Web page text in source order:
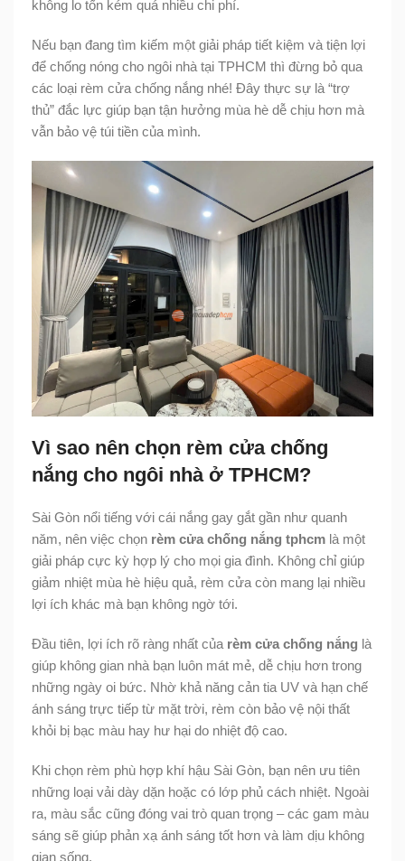
không lo tốn kém quá nhiều chi phí.
Nếu bạn đang tìm kiếm một giải pháp tiết kiệm và tiện lợi
để chống nóng cho ngôi nhà tại TPHCM thì đừng bỏ qua
các loại rèm cửa chống nắng nhé! Đây thực sự là “trợ
thủ” đắc lực giúp bạn tận hưởng mùa hè dễ chịu hơn mà
vẫn bảo vệ túi tiền của mình.
Vì sao nên chọn rèm cửa chống
nắng cho ngôi nhà ở TPHCM?
Sài Gòn nổi tiếng với cái nắng gay gắt gần như quanh
năm, nên việc chọn rèm cửa chống nắng tphcm là một
giải pháp cực kỳ hợp lý cho mọi gia đình. Không chỉ giúp
giảm nhiệt mùa hè hiệu quả, rèm cửa còn mang lại nhiều
lợi ích khác mà bạn không ngờ tới.
Đầu tiên, lợi ích rõ ràng nhất của rèm cửa chống nắng là
giúp không gian nhà bạn luôn mát mẻ, dễ chịu hơn trong
những ngày oi bức. Nhờ khả năng cản tia UV và hạn chế
ánh sáng trực tiếp từ mặt trời, rèm còn bảo vệ nội thất
khỏi bị bạc màu hay hư hại do nhiệt độ cao.
Khi chọn rèm phù hợp khí hậu Sài Gòn, bạn nên ưu tiên
những loại vải dày dặn hoặc có lớp phủ cách nhiệt. Ngoài
ra, màu sắc cũng đóng vai trò quan trọng – các gam màu
sáng sẽ giúp phản xạ ánh sáng tốt hơn và làm dịu không
gian sống.